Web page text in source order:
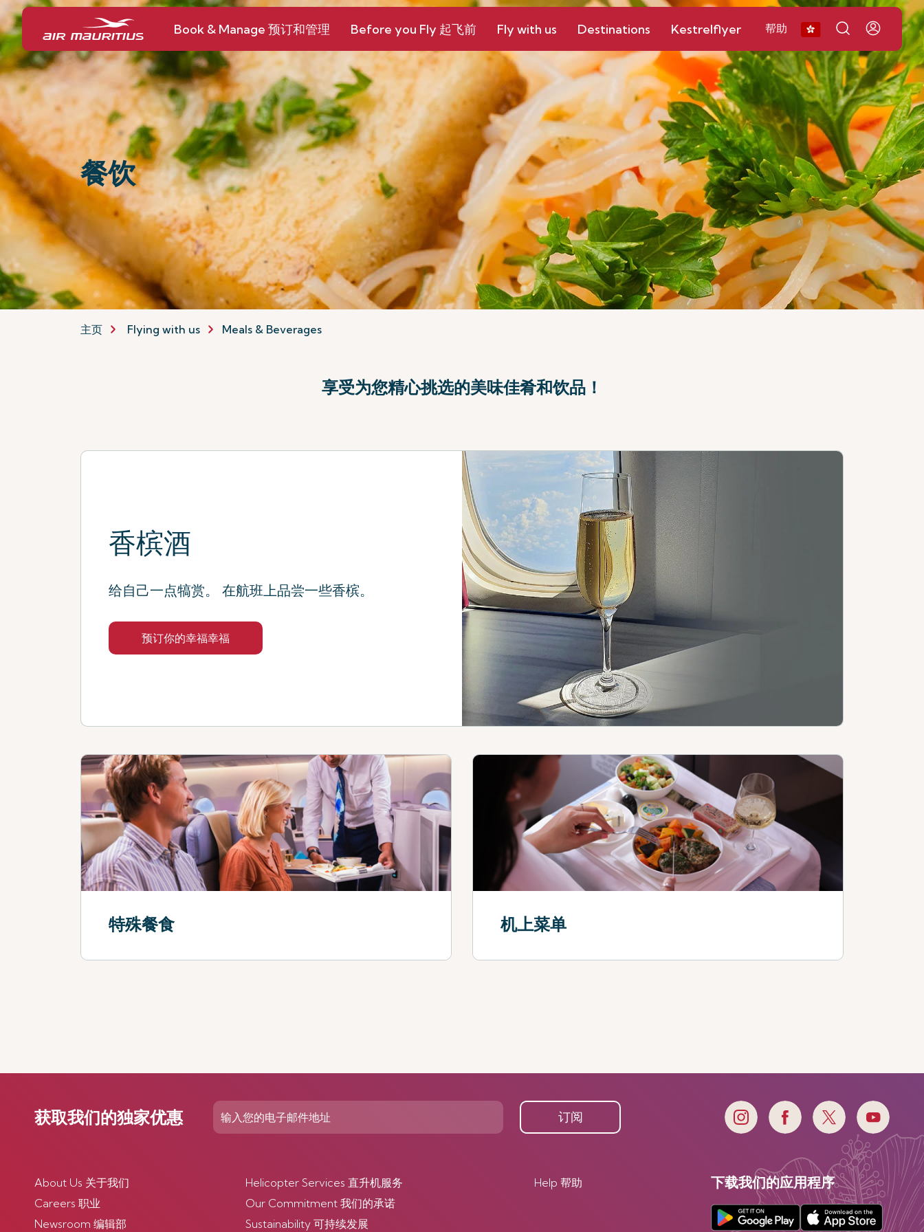
Book & Manage 预订和管理 Before you Fly 起飞前 Fly with us Destinations Kestrelflyer 帮助
餐饮
主页 Flying with us Meals & Beverages
享受为您精心挑选的美味佳肴和饮品！
香槟酒
给自己一点犒赏。 在航班上品尝一些香槟。
预订你的幸福幸福
特殊餐食 机上菜单
获取我们的独家优惠 订阅
About Us 关于我们
Careers 职业
Newsroom 编辑部
Helicopter Services 直升机服务
Our Commitment 我们的承诺
Sustainability 可持续发展
Help 帮助 下载我们的应用程序